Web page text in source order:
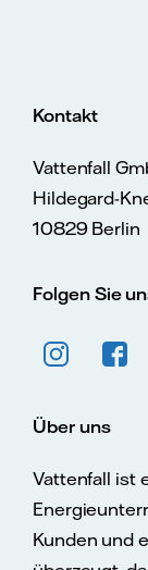
Kontakt
Vattenfall
Hildegard-
10829 Berlin
Folgen Sie
Über uns
Vattenfall ist
Kunden und